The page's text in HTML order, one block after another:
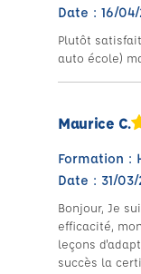
Date : 16/
Plutôt
auto école)
Maurice C.
Formation :
Date : 31/
Bonjour, Je
efficacité,
leçons
succès la